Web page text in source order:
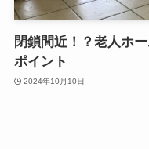
閉鎖間近！？老人ホ
ポイント
2024年10月10日